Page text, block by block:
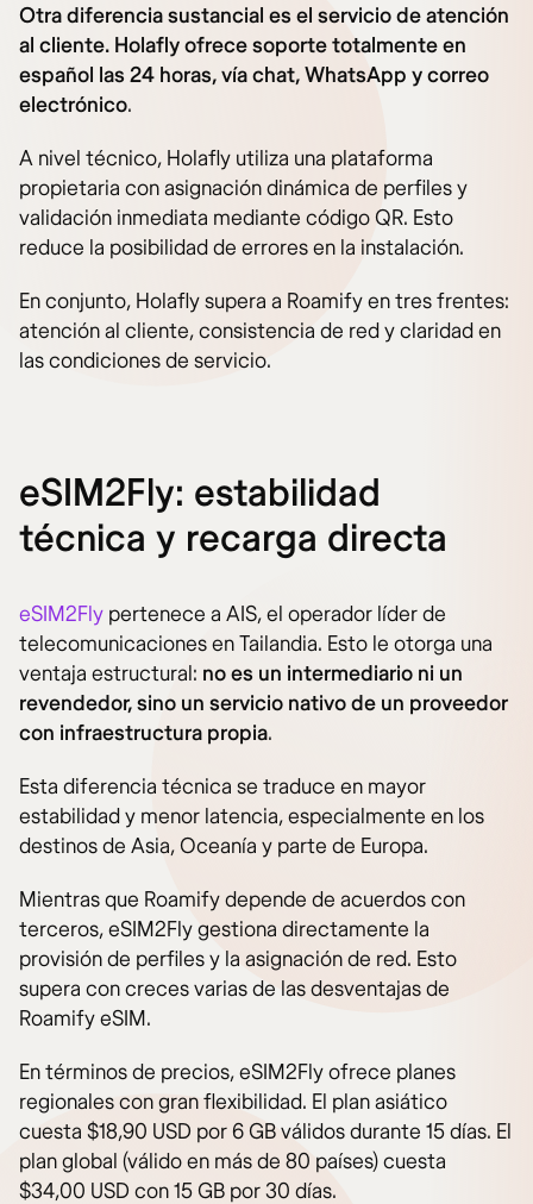
Otra diferencia sustancial es el servicio de atención
al cliente. Holafly ofrece soporte totalmente en
español las 24 horas, vía chat, WhatsApp y correo
electrónico.
A nivel técnico, Holafly utiliza una plataforma
propietaria con asignación dinámica de perfiles y
validación inmediata mediante código QR. Esto
reduce la posibilidad de errores en la instalación.
En conjunto, Holafly supera a Roamify en tres frentes:
atención al cliente, consistencia de red y claridad en
las condiciones de servicio.
eSIM2Fly: estabilidad
técnica y recarga directa
eSIM2Fly pertenece a AIS, el operador líder de
telecomunicaciones en Tailandia. Esto le otorga una
ventaja estructural: no es un intermediario ni un
revendedor, sino un servicio nativo de un proveedor
con infraestructura propia.
Esta diferencia técnica se traduce en mayor
estabilidad y menor latencia, especialmente en los
destinos de Asia, Oceanía y parte de Europa.
Mientras que Roamify depende de acuerdos con
terceros, eSIM2Fly gestiona directamente la
provisión de perfiles y la asignación de red. Esto
supera con creces varias de las desventajas de
Roamify eSIM.
En términos de precios, eSIM2Fly ofrece planes
regionales con gran flexibilidad. El plan asiático
cuesta $18,90 USD por 6 GB válidos durante 15 días. El
plan global (válido en más de 80 países) cuesta
$34,00 USD con 15 GB por 30 días.